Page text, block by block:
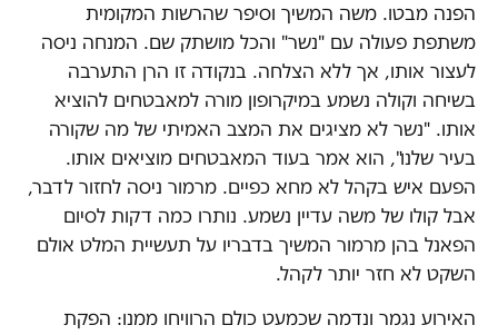
הפנה מבטו. משה המשיך וסיפר שהרשות המקומית
משתפת פעולה עם "נשר" והכל מושתק שם. המנחה ניסה
לעצור אותו, אך ללא הצלחה. בנקודה זו הרן התערבה
בשיחה וקולה נשמע במיקרופון מורה למאבטחים להוציא
אותו. "נשר לא מציגים את המצב האמיתי של מה שקורה
בעיר שלנו", הוא אמר בעוד המאבטחים מוציאים אותו.
הפעם איש בקהל לא מחא כפיים. מרמור ניסה לחזור לדבר,
אבל קולו של משה עדיין נשמע. נותרו כמה דקות לסיום
הפאנל בהן מרמור המשיך בדבריו על תעשיית המלט אולם
השקט לא חזר יותר לקהל.
האירוע נגמר ונדמה שכמעט כולם הרוויחו ממנו: הפקת